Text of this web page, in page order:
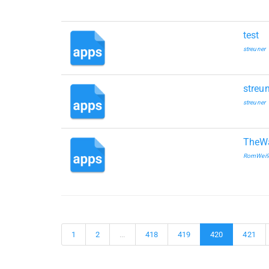
test
streuner
streuner
1 2 ... 418 419 420 421